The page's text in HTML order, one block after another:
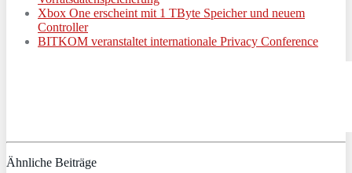
Xbox One erscheint mit 1 TByte Speicher und neuem
Controller
BITKOM veranstaltet internationale Privacy Conference
Ähnliche Beiträge